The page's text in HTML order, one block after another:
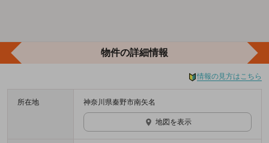
物件の詳細情報
情報の見方はこちら
所在地 神奈川県秦野市南矢名
地図を表示